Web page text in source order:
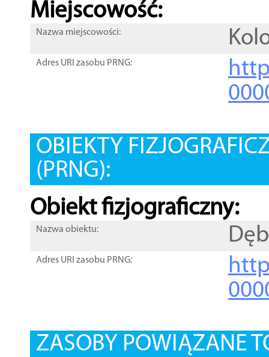
Miejscowość:
Nazwa miejscowości:
Adres URI zasobu PRNG:
OBIEKTY
(PRNG):
Obiekt fizjograficzny:
Nazwa obiektu:
Adres URI zasobu PRNG:
ZASOBY POWIĄZANE